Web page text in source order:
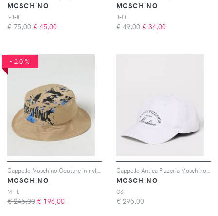
MOSCHINO
I-II-III
€ 75,00 € 45,00
MOSCHINO
II-III
€ 49,00 € 34,00
-20%
MOSCHINO
M - L
€ 245,00 € 196,00
MOSCHINO
OS
€ 295,00